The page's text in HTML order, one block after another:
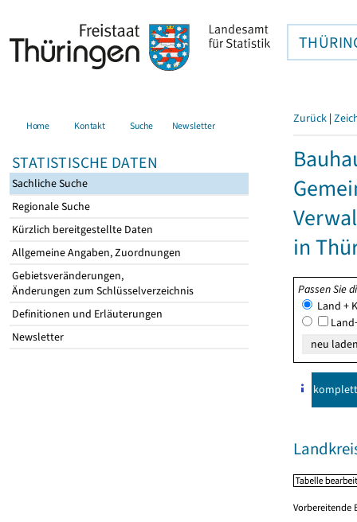
Home Kontakt Suche Newsletter
STATISTISCHE DATEN
Sachliche Suche
Regionale Suche
Kürzlich bereitgestellte Daten
Allgemeine Angaben, Zuordnungen
Gebietsveränderungen,
Änderungen zum Schlüsselverzeichnis
Definitionen und Erläuterungen
Newsletter
Zurück |
in
Passen Sie
Land +
komplett
Vorbereitende